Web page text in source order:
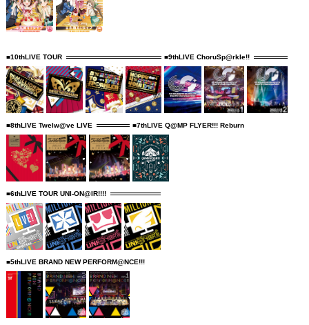
■10thLIVE TOUR ■9thLIVE ChoruSp@rkle!!
■8thLIVE Twelw@ve LIVE ■7thLIVE Q@MP FLYER!!! Reburn
■6thLIVE TOUR UNI-ON@IR!!!!
■5thLIVE BRAND NEW PERFORM@NCE!!!